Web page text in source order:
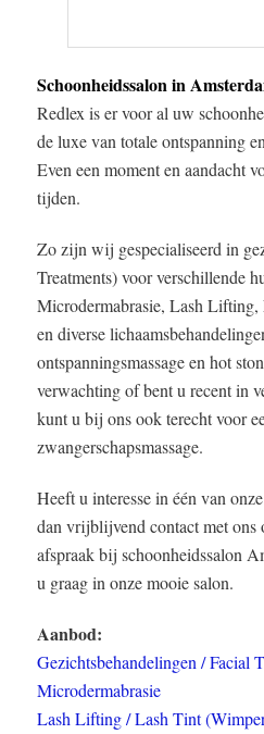
Schoonheidssalon in
Redlex is er voor al uw
de luxe van totale ontspanning
Even een moment en aandacht
tijden.
Zo zijn wij gespecialiseerd in
Treatments) voor verschillende
Microdermabrasie, Lash
en diverse
ontspanningsmassage en hot
verwachting of bent u recent in
kunt u bij ons ook terecht voor
zwangerschapsmassage.
Heeft u interesse in één van
dan vrijblijvend contact met ons
afspraak bij schoonheidssalon
u graag in onze mooie salon.
Aanbod:
Gezichtsbehandelingen / Facial
Microdermabrasie
Lash Lifting / Lash Tint